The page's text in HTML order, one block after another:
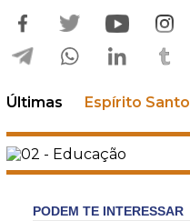
Últimas Espírito Santo